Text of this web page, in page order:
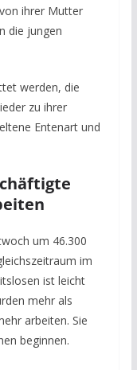
ihrer Mutter
die jungen
werden, die
zu ihrer
Entenart und
um 46.300
im
ist leicht
mehr als
arbeiten. Sie
beginnen.